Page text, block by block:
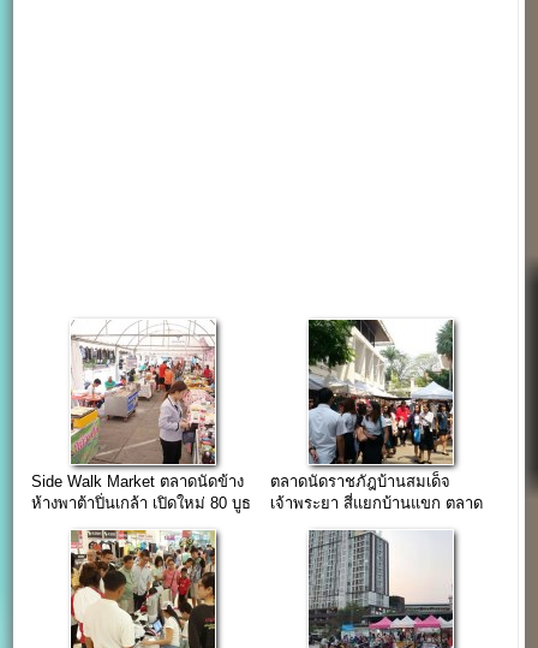
Side Walk Market ตลาดนัดข้าง
ห้างพาต้าปิ่นเกล้า เปิดใหม่ 80 บูธ
ตลาดนัดราชภัฎบ้านสมเด็จ
เจ้าพระยา สี่แยกบ้านแขก ตลาด